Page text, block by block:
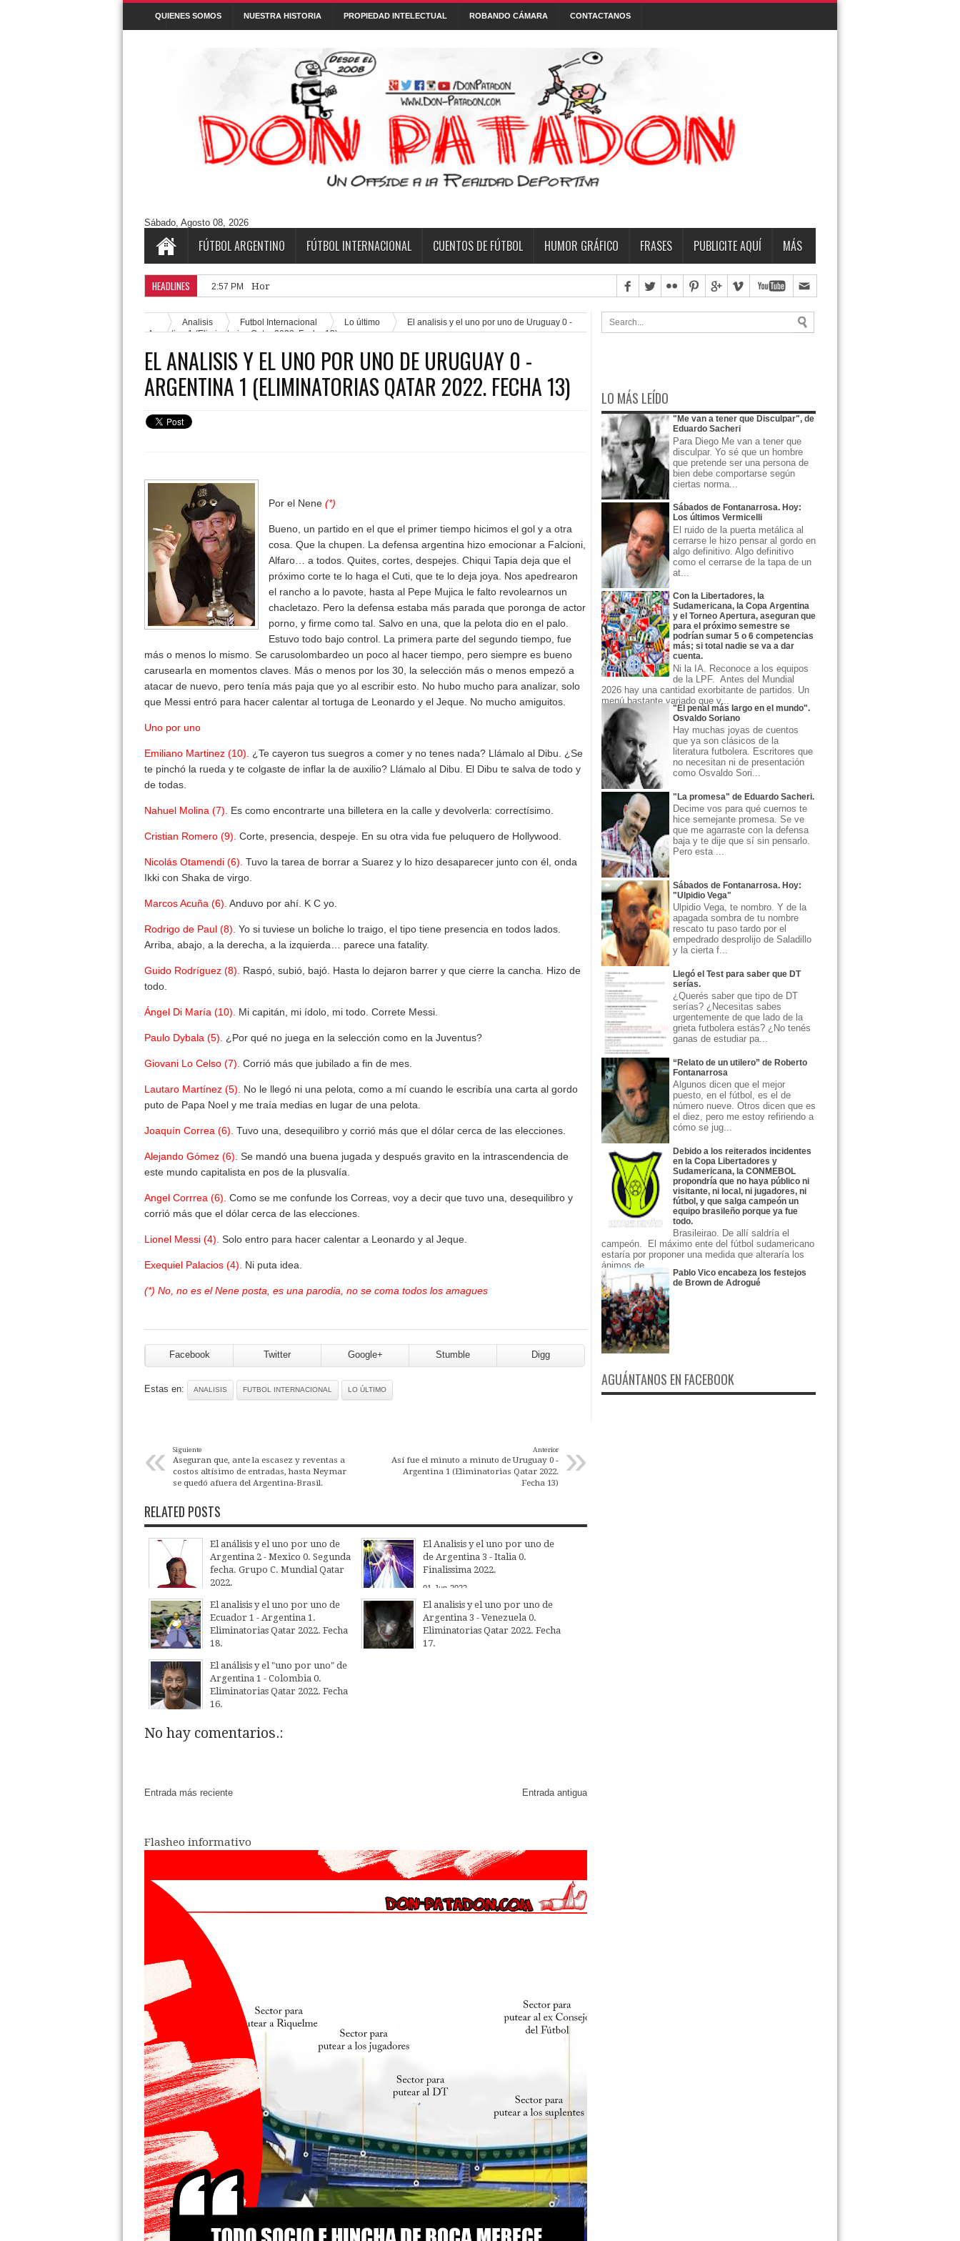
QUIENES SOMOS NUESTRA HISTORIA PROPIEDAD INTELECTUAL ROBANDO CÁMARA CONTACTANOS
Cuentos/ Frases y más
#ELPROGRAMADEFANTINO CUENTOS DE FÚTBOL FONTANARROSA FRASES HUMOR GRÁFICO NIEMBRO TERMO & LUIS
Aguántanos en Twitter
Tweets by DonPatadon
Sábado, Agosto 08, 2026
FÚTBOL ARGENTINO FÚTBOL INTERNACIONAL CUENTOS DE FÚTBOL HUMOR GRÁFICO FRASES PUBLICITE AQUÍ MÁS
HEADLINES 2:57 PM Horarios de la fecha 6 del Torn
Analisis Futbol Internacional Lo último
El analisis y el uno por uno de Uruguay 0 -
Argentina 1 (Eliminatorias Qatar 2022. Fecha 13)
EL ANALISIS Y EL UNO POR UNO DE URUGUAY 0 -
ARGENTINA 1 (ELIMINATORIAS QATAR 2022. FECHA 13)
Por el Nene (*)
Bueno, un partido en el que el primer tiempo hicimos el gol y a otra
cosa. Que la chupen. La defensa argentina hizo emocionar a Falcioni,
Alfaro… a todos. Quites, cortes, despejes. Chiqui Tapia deja que el
próximo corte te lo haga el Cuti, que te lo deja joya. Nos apedrearon
el rancho a lo pavote, hasta al Pepe Mujica le falto revolearnos un
chacletazo. Pero la defensa estaba más parada que poronga de actor
porno, y firme como tal. Salvo en una, que la pelota dio en el palo.
Estuvo todo bajo control. La primera parte del segundo tiempo, fue
más o menos lo mismo. Se carusolombardeo un poco al hacer tiempo, pero siempre es bueno
carusearla en momentos claves. Más o menos por los 30, la selección más o menos empezó a
atacar de nuevo, pero tenía más paja que yo al escribir esto. No hubo mucho para analizar, solo
que Messi entró para hacer calentar al tortuga de Leonardo y el Jeque. No mucho amiguitos.
Uno por uno
Emiliano Martinez (10). ¿Te cayeron tus suegros a comer y no tenes nada? Llámalo al Dibu. ¿Se
te pinchó la rueda y te colgaste de inflar la de auxilio? Llámalo al Dibu. El Dibu te salva de todo y
de todas.
Nahuel Molina (7). Es como encontrarte una billetera en la calle y devolverla: correctísimo.
Cristian Romero (9). Corte, presencia, despeje. En su otra vida fue peluquero de Hollywood.
Nicolás Otamendi (6). Tuvo la tarea de borrar a Suarez y lo hizo desaparecer junto con él, onda
Ikki con Shaka de virgo.
Marcos Acuña (6). Anduvo por ahí. K C yo.
Rodrigo de Paul (8). Yo si tuviese un boliche lo traigo, el tipo tiene presencia en todos lados.
Arriba, abajo, a la derecha, a la izquierda… parece una fatality.
Guido Rodríguez (8). Raspó, subió, bajó. Hasta lo dejaron barrer y que cierre la cancha. Hizo de
todo.
Ángel Di María (10). Mi capitán, mi ídolo, mi todo. Correte Messi.
Paulo Dybala (5). ¿Por qué no juega en la selección como en la Juventus?
Giovani Lo Celso (7). Corrió más que jubilado a fin de mes.
Lautaro Martínez (5). No le llegó ni una pelota, como a mí cuando le escribía una carta al gordo
puto de Papa Noel y me traía medias en lugar de una pelota.
Joaquín Correa (6). Tuvo una, desequilibro y corrió más que el dólar cerca de las elecciones.
Alejando Gómez (6). Se mandó una buena jugada y después gravito en la intrascendencia de
este mundo capitalista en pos de la plusvalía.
Angel Corrrea (6). Como se me confunde los Correas, voy a decir que tuvo una, desequilibro y
corrió más que el dólar cerca de las elecciones.
Lionel Messi (4). Solo entro para hacer calentar a Leonardo y al Jeque.
Exequiel Palacios (4). Ni puta idea.
(*) No, no es el Nene posta, es una parodia, no se coma todos los amagues
Facebook Twitter Google+ Stumble Digg
Estas en: ANALISIS FUTBOL INTERNACIONAL LO ÚLTIMO
« Siguiente
Aseguran que, ante la escasez y reventas a
costos altísimo de entradas, hasta Neymar
se quedó afuera del Argentina-Brasil.
»
Anterior
Así fue el minuto a minuto de Uruguay 0 -
Argentina 1 (Eliminatorias Qatar 2022.
Fecha 13)
RELATED POSTS
El análisis y el uno por uno de
Argentina 2 - Mexico 0. Segunda
fecha. Grupo C. Mundial Qatar
2022.
26 Nov 2022
El Analisis y el uno por uno de
de Argentina 3 - Italia 0.
Finalissima 2022.
01 Jun 2022
El analisis y el uno por uno de
Ecuador 1 - Argentina 1.
Eliminatorias Qatar 2022. Fecha
18.
30 Mar 2022
El analisis y el uno por uno de
Argentina 3 - Venezuela 0.
Eliminatorias Qatar 2022. Fecha
17.
El análisis y el "uno por uno" de
Argentina 1 - Colombia 0.
Eliminatorias Qatar 2022. Fecha
16.
No hay comentarios.:
Entrada más reciente Entrada antigua
Flasheo informativo
LO MÁS LEÍDO
"Me van a tener que Disculpar", de
Eduardo Sacheri
Para Diego Me van a tener que
disculpar. Yo sé que un hombre
que pretende ser una persona de
bien debe comportarse según
ciertas norma...
Sábados de Fontanarrosa. Hoy:
Los últimos Vermicelli
El ruido de la puerta metálica al
cerrarse le hizo pensar al gordo en
algo definitivo. Algo definitivo
como el cerrarse de la tapa de un
at...
Con la Libertadores, la
Sudamericana, la Copa Argentina
y el Torneo Apertura, aseguran que
para el próximo semestre se
podrían sumar 5 o 6 competencias
más; si total nadie se va a dar
cuenta.
Ni la IA. Reconoce a los equipos
de la LPF. Antes del Mundial
2026 hay una cantidad exorbitante de partidos. Un
menú bastante variado que v...
"El penal más largo en el mundo".
Osvaldo Soriano
Hay muchas joyas de cuentos
que ya son clásicos de la
literatura futbolera. Escritores que
no necesitan ni de presentación
como Osvaldo Sori...
"La promesa" de Eduardo Sacheri.
Decime vos para qué cuernos te
hice semejante promesa. Se ve
que me agarraste con la defensa
baja y te dije que sí sin pensarlo.
Pero esta ...
Sábados de Fontanarrosa. Hoy:
"Ulpidio Vega"
Ulpidio Vega, te nombro. Y de la
apagada sombra de tu nombre
rescato tu paso tardo por el
empedrado desprolijo de Saladillo
y la cierta f...
Llegó el Test para saber que DT
serías.
¿Querés saber que tipo de DT
serías? ¿Necesitas sabes
urgentemente de que lado de la
grieta futbolera estás? ¿No tenés
ganas de estudiar pa...
“Relato de un utilero” de Roberto
Fontanarrosa
Algunos dicen que el mejor
puesto, en el fútbol, es el de
número nueve. Otros dicen que es
el diez, pero me estoy refiriendo a
cómo se jug...
Debido a los reiterados incidentes
en la Copa Libertadores y
Sudamericana, la CONMEBOL
propondría que no haya público ni
visitante, ni local, ni jugadores, ni
fútbol, y que salga campeón un
equipo brasileño porque ya fue
todo.
Brasileirao. De allí saldría el
campeón. El máximo ente del fútbol sudamericano
estaría por proponer una medida que alteraría los
ánimos de...
Pablo Vico encabeza los festejos
de Brown de Adrogué
AGUÁNTANOS EN FACEBOOK